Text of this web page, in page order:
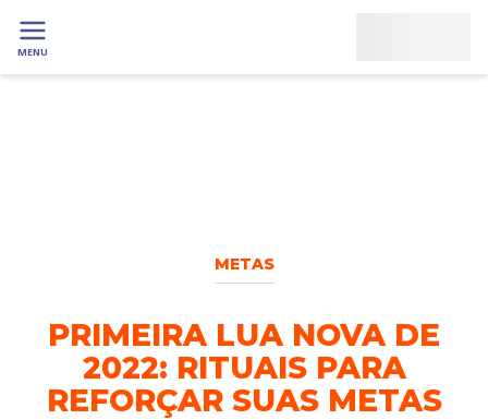
MENU
METAS
PRIMEIRA LUA NOVA DE
2022: RITUAIS PARA
REFORÇAR SUAS METAS